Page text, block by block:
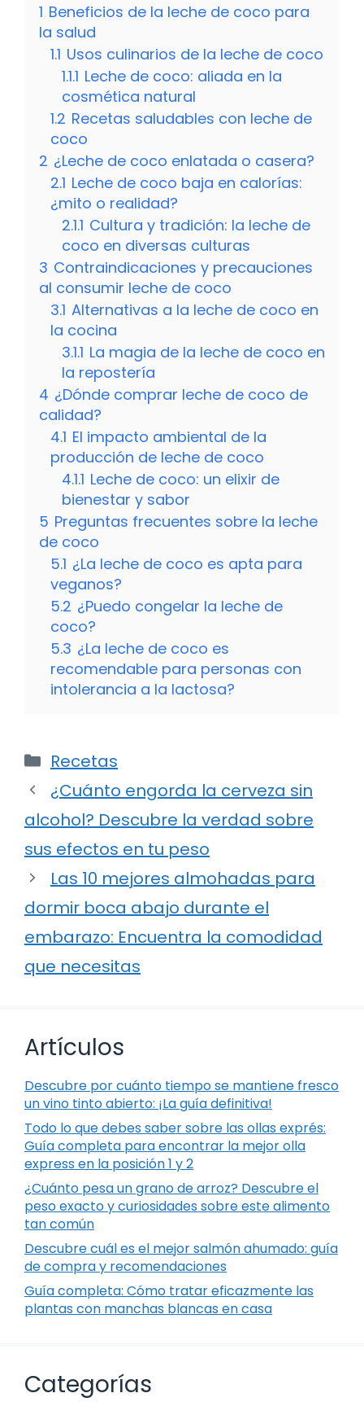
1 Beneficios de la leche de coco para
la salud
1.1 Usos culinarios de la leche de coco
1.1.1 Leche de coco: aliada en la
cosmética natural
1.2 Recetas saludables con leche de
coco
2 ¿Leche de coco enlatada o casera?
2.1 Leche de coco baja en calorías:
¿mito o realidad?
2.1.1 Cultura y tradición: la leche de
coco en diversas culturas
3 Contraindicaciones y precauciones
al consumir leche de coco
3.1 Alternativas a la leche de coco en
la cocina
3.1.1 La magia de la leche de coco en
la repostería
4 ¿Dónde comprar leche de coco de
calidad?
4.1 El impacto ambiental de la
producción de leche de coco
4.1.1 Leche de coco: un elixir de
bienestar y sabor
5 Preguntas frecuentes sobre la leche
de coco
5.1 ¿La leche de coco es apta para
veganos?
5.2 ¿Puedo congelar la leche de
coco?
5.3 ¿La leche de coco es
recomendable para personas con
intolerancia a la lactosa?
Categorías
Recetas
¿Cuánto engorda la cerveza sin
alcohol? Descubre la verdad sobre
sus efectos en tu peso
Las 10 mejores almohadas para
dormir boca abajo durante el
embarazo: Encuentra la comodidad
que necesitas
Artículos
Descubre por cuánto tiempo se mantiene fresco
un vino tinto abierto: ¡La guía definitiva!
Todo lo que debes saber sobre las ollas exprés:
Guía completa para encontrar la mejor olla
express en la posición 1 y 2
¿Cuánto pesa un grano de arroz? Descubre el
peso exacto y curiosidades sobre este alimento
tan común
Descubre cuál es el mejor salmón ahumado: guía
de compra y recomendaciones
Guía completa: Cómo tratar eficazmente las
plantas con manchas blancas en casa
Categorías